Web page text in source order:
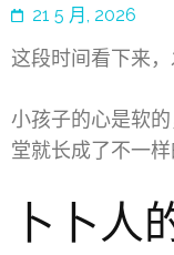
21 5 月, 2026
这段时间看下来
小孩子的心是软
堂就长成了不一样
卜卜人